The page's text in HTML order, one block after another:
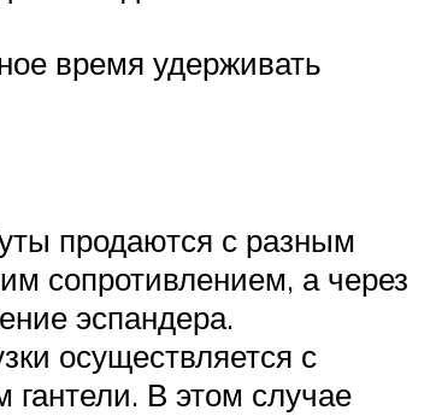
время удерживать
продаются с разным
сопротивлением, а через
эспандера.
осуществляется с
В этом случае